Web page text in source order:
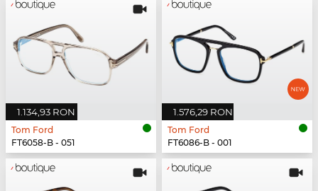
1.134,93 RON
Tom Ford
FT6058-B - 051
1.576,29 RON
Tom Ford
FT6086-B - 001